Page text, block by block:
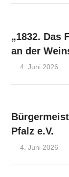
„1832. Das
an der
4. Juni 2026
Pfalz e.V.
4. Juni 2026